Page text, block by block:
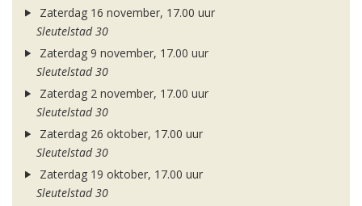
Zaterdag 16 november, 17.00 uur
Sleutelstad 30
Zaterdag 9 november, 17.00 uur
Sleutelstad 30
Zaterdag 2 november, 17.00 uur
Sleutelstad 30
Zaterdag 26 oktober, 17.00 uur
Sleutelstad 30
Zaterdag 19 oktober, 17.00 uur
Sleutelstad 30